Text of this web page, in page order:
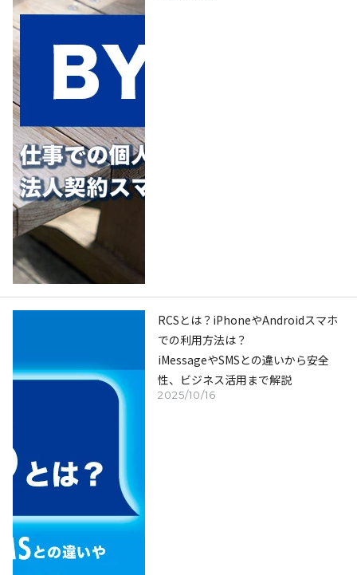
2025/10/16
RCSとは？iPhoneやAndroidスマホ
での利用方法は？
iMessageやSMSとの違いから安全
性、ビジネス活用まで解説